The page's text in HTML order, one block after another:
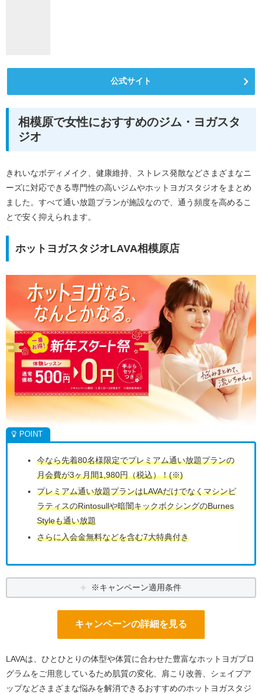
公式サイト
相模原で女性におすすめのジム・ヨガスタ
ジオ
きれいなボディメイク、健康維持、ストレス発散などさまざまなニ
ーズに対応できる専門性の高いジムやホットヨガスタジオをまとめ
ました。すべて通い放題プランが施設なので、通う頻度を高めるこ
とで安く抑えられます。
ホットヨガスタジオLAVA相模原店
今なら先着80名様限定でプレミアム通い放題プランの
月会費が3ヶ月間1,980円（税込）！(※)
プレミアム通い放題プランはLAVAだけでなくマシンピ
ラティスのRintosullや暗闇キックボクシングのBurnes
Styleも通い放題
さらに入会金無料などを含む7大特典付き
※キャンペーン適用条件
キャンペーンの詳細を見る
LAVAは、ひとひとりの体型や体質に合わせた豊富なホットヨガプロ
グラムをご用意しているため肌質の変化、肩こり改善、シェイプア
ップなどさまざまな悩みを解消できるおすすめのホットヨガスタジ